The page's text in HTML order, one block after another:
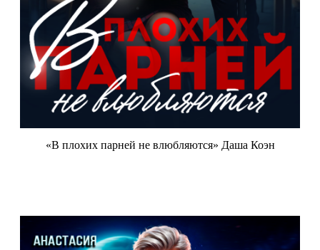
«В плохих парней не влюбляются» Даша Коэн